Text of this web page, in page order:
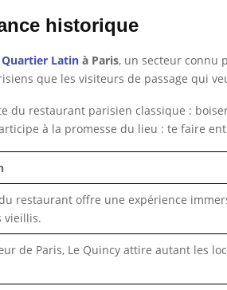
historique
Quartier Latin à Paris, un secteur connu
que les visiteurs de passage qui
du restaurant parisien classique :
à la promesse du lieu : te faire
restaurant offre une expérience
vieillis.
de Paris, Le Quincy attire autant les